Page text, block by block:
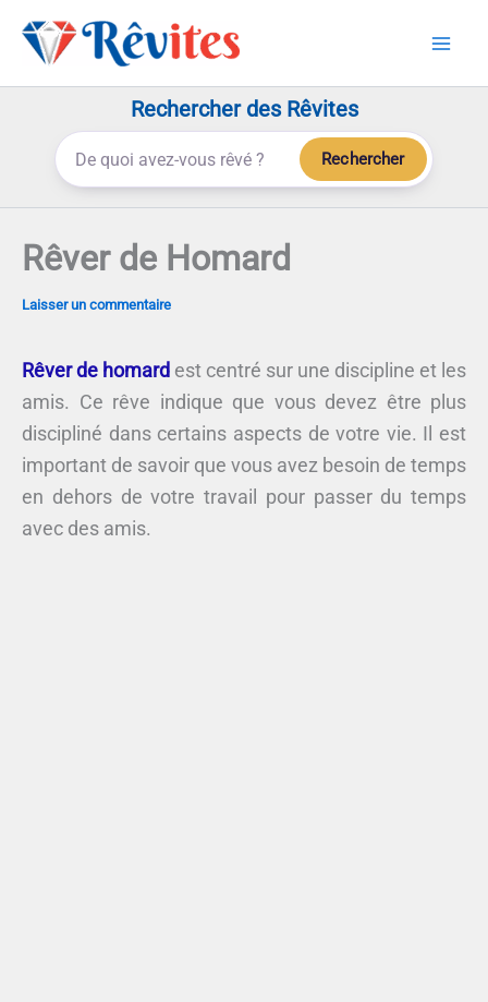
Rechercher des Rêvites
Rechercher
Rêver de Homard
Laisser un commentaire
Rêver de homard est centré sur une discipline et les
amis. Ce rêve indique que vous devez être plus
discipliné dans certains aspects de votre vie. Il est
important de savoir que vous avez besoin de temps
en dehors de votre travail pour passer du temps
avec des amis.